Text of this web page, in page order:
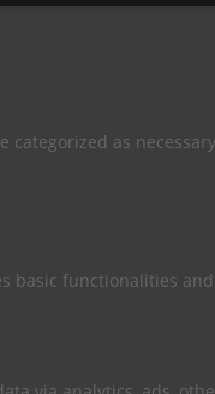
as
basic functionalities